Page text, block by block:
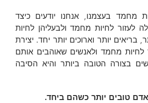
מחמד בעצמנו, אנחנו יודעים כיצד
לעזור לחיות מחמד ולבעליהן לחיות
בריאים יותר וארוכים יותר יחד. יצירת
לחיות מחמד ולאנשים שאוהבים אותם
בצורה הטובה ביותר והיא הסיבה
טובים יותר כשהם ביחד.